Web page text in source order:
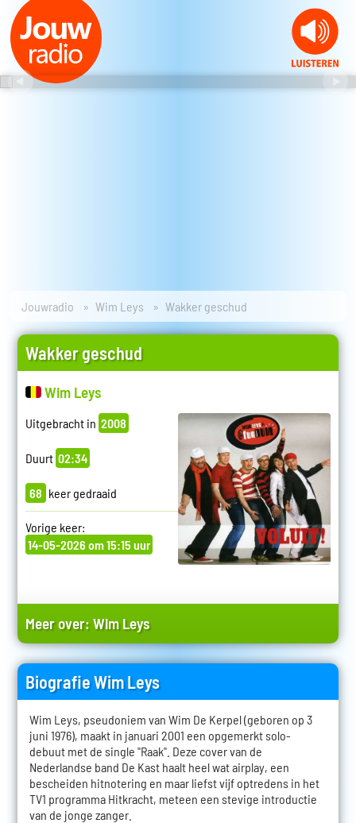
Jouwradio Wim Leys Wakker geschud
Wakker geschud
Wim Leys
Uitgebracht in 2008
Duurt 02:34
68 keer gedraaid
Vorige keer:
14-05-2026 om 15:15 uur
Meer over:Wim Leys
Biografie Wim Leys
Wim Leys, pseudoniem van Wim De Kerpel (geboren op 3
juni 1976), maakt in januari 2001 een opgemerkt solo-
debuut met de single "Raak". Deze cover van de
Nederlandse band De Kast haalt heel wat airplay, een
bescheiden hitnotering en maar liefst vijf optredens in het
TV1 programma Hitkracht, meteen een stevige introductie
van de jonge zanger.